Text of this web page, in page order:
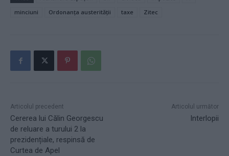
minciuni
Ordonanța austerității taxe Zitec
Articolul precedent
Cererea lui Călin Georgescu
de reluare a turului 2 la
prezidențiale, respinsă de
Curtea de Apel
Articolul următor
Interlopii